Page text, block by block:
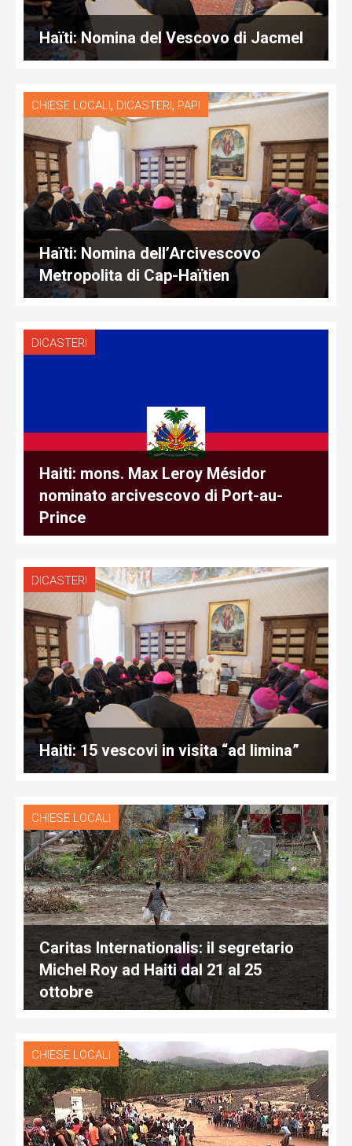
Haïti: Nomina del Vescovo di Jacmel
CHIESE LOCALI, DICASTERI, PAPI
Haïti: Nomina dell’Arcivescovo
Metropolita di Cap-Haïtien
DICASTERI
Haiti: mons. Max Leroy Mésidor
nominato arcivescovo di Port-au-
Prince
DICASTERI
Haiti: 15 vescovi in visita “ad limina”
CHIESE LOCALI
Caritas Internationalis: il segretario
Michel Roy ad Haiti dal 21 al 25
ottobre
CHIESE LOCALI